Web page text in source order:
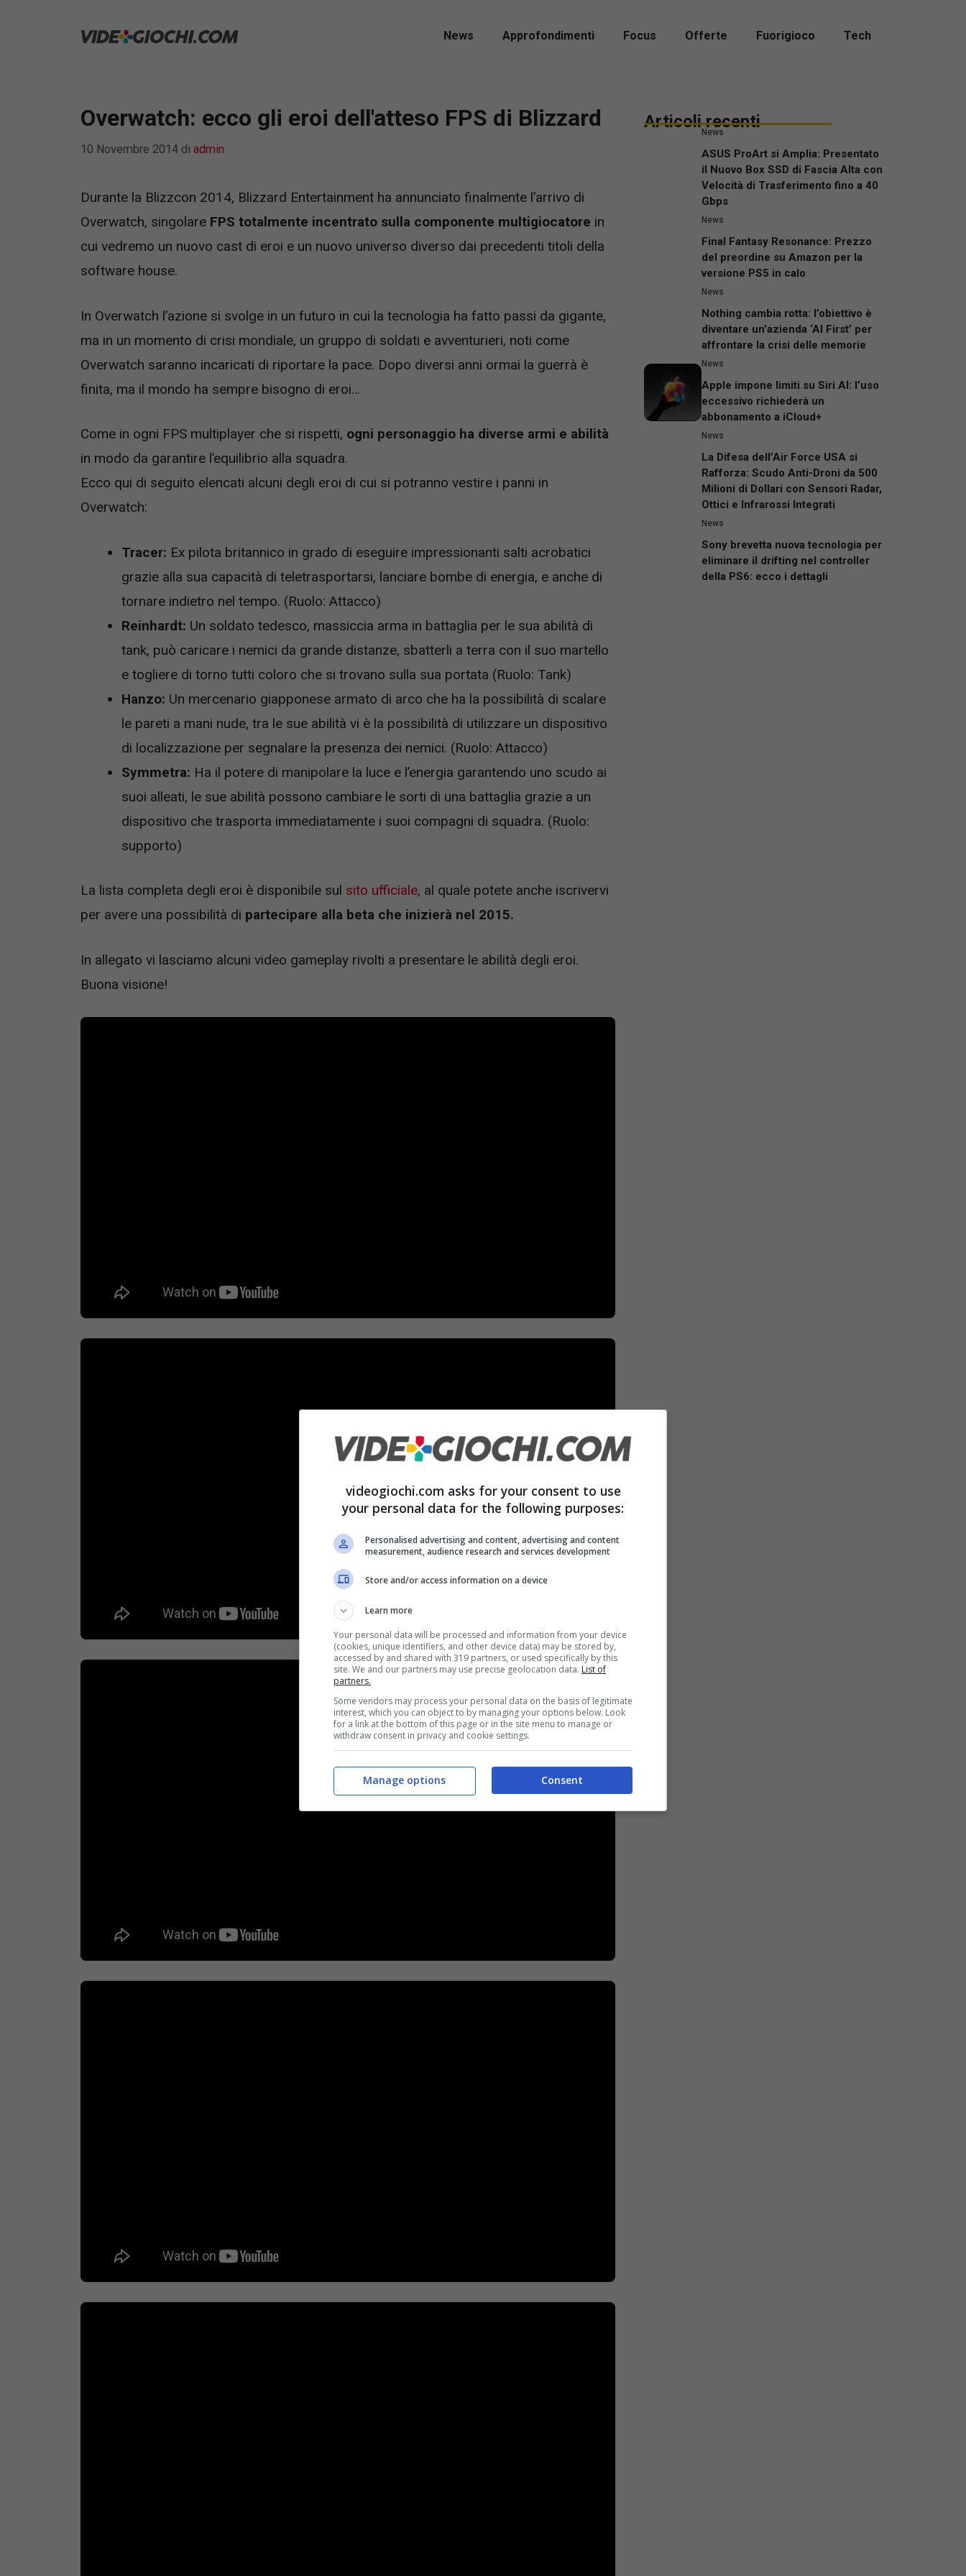
News Approfondimenti Focus Offerte Fuorigioco Tech
Overwatch: ecco gli eroi dell'atteso FPS di Blizzard
10 Novembre 2014 di admin
Durante la Blizzcon 2014, Blizzard Entertainment ha annunciato finalmente l’arrivo di
Overwatch, singolare FPS totalmente incentrato sulla componente multigiocatore in
cui vedremo un nuovo cast di eroi e un nuovo universo diverso dai precedenti titoli della
software house.
In Overwatch l’azione si svolge in un futuro in cui la tecnologia ha fatto passi da gigante,
ma in un momento di crisi mondiale, un gruppo di soldati e avventurieri, noti come
Overwatch saranno incaricati di riportare la pace. Dopo diversi anni ormai la guerrà è
finita, ma il mondo ha sempre bisogno di eroi…
Come in ogni FPS multiplayer che si rispetti, ogni personaggio ha diverse armi e abilità
in modo da garantire l’equilibrio alla squadra.
Ecco qui di seguito elencati alcuni degli eroi di cui si potranno vestire i panni in
Overwatch:
Tracer: Ex pilota britannico in grado di eseguire impressionanti salti acrobatici
grazie alla sua capacità di teletrasportarsi, lanciare bombe di energia, e anche di
tornare indietro nel tempo. (Ruolo: Attacco)
Reinhardt: Un soldato tedesco, massiccia arma in battaglia per le sua abilità di
tank, può caricare i nemici da grande distanze, sbatterli a terra con il suo martello
e togliere di torno tutti coloro che si trovano sulla sua portata (Ruolo: Tank)
Hanzo: Un mercenario giapponese armato di arco che ha la possibilità di scalare
le pareti a mani nude, tra le sue abilità vi è la possibilità di utilizzare un dispositivo
di localizzazione per segnalare la presenza dei nemici. (Ruolo: Attacco)
Symmetra: Ha il potere di manipolare la luce e l’energia garantendo uno scudo ai
suoi alleati, le sue abilità possono cambiare le sorti di una battaglia grazie a un
dispositivo che trasporta immediatamente i suoi compagni di squadra. (Ruolo:
supporto)
La lista completa degli eroi è disponibile sul sito ufficiale, al quale potete anche iscrivervi
per avere una possibilità di partecipare alla beta che inizierà nel 2015.
In allegato vi lasciamo alcuni video gameplay rivolti a presentare le abilità degli eroi.
Buona visione!
Articoli recenti
News
ASUS ProArt si Amplia: Presentato
il Nuovo Box SSD di Fascia Alta con
Velocità di Trasferimento fino a 40
Gbps
News
Final Fantasy Resonance: Prezzo
del preordine su Amazon per la
versione PS5 in calo
News
Nothing cambia rotta: l’obiettivo è
diventare un’azienda ‘AI First’ per
affrontare la crisi delle memorie
News
Apple impone limiti su Siri AI: l’uso
eccessivo richiederà un
abbonamento a iCloud+
News
La Difesa dell’Air Force USA si
Rafforza: Scudo Anti-Droni da 500
Milioni di Dollari con Sensori Radar,
Ottici e Infrarossi Integrati
News
Sony brevetta nuova tecnologia per
eliminare il drifting nel controller
della PS6: ecco i dettagli
videogiochi.com asks for your consent to use
your personal data for the following purposes:
Personalised advertising and content, advertising and content
measurement, audience research and services development
Store and/or access information on a device
Learn more
Your personal data will be processed and information from your device
(cookies, unique identifiers, and other device data) may be stored by,
accessed by and shared with 319 partners, or used specifically by this
site. We and our partners may use precise geolocation data. List of
partners.
Some vendors may process your personal data on the basis of legitimate
interest, which you can object to by managing your options below. Look
for a link at the bottom of this page or in the site menu to manage or
withdraw consent in privacy and cookie settings.
Consent
Manage options